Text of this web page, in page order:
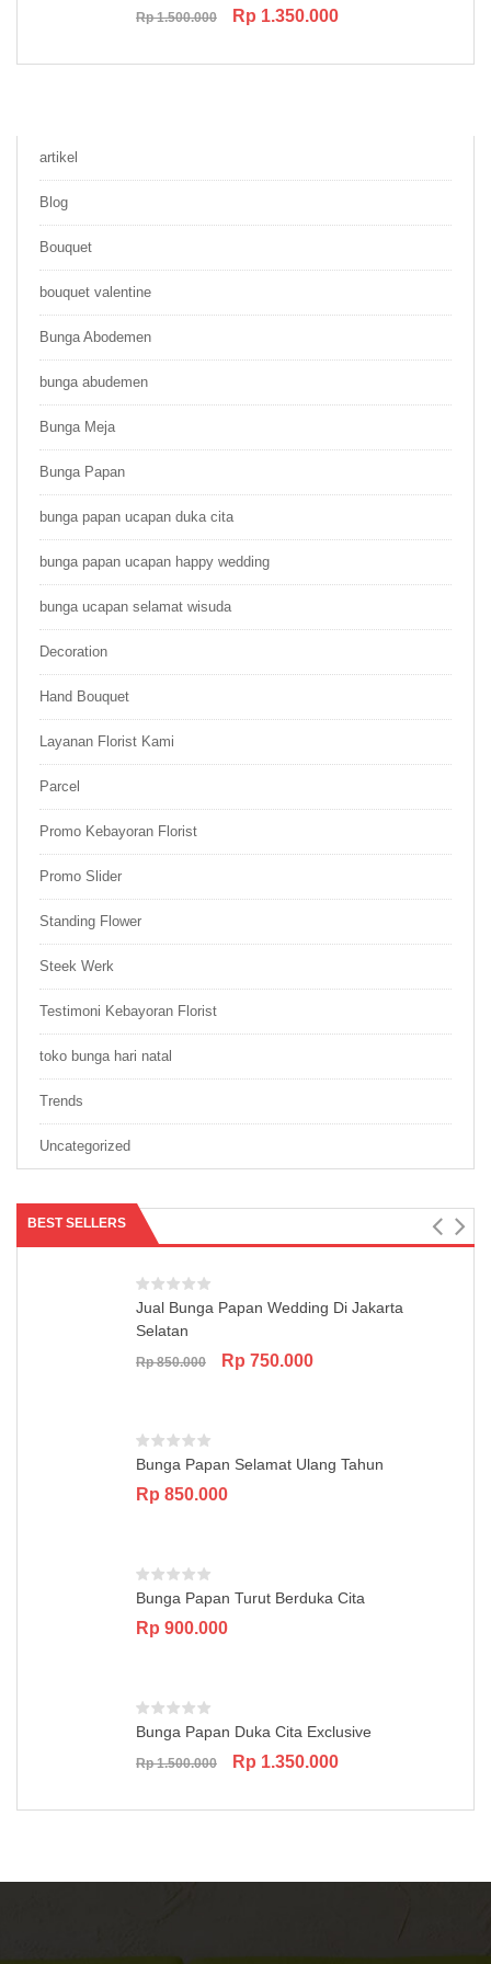
Rp1.500.000
Original
Rp 1.350.000Current
artikel
Blog
Bouquet
bouquet valentine
Bunga Abodemen
bunga abudemen
Bunga Meja
Bunga Papan
bunga papan ucapan duka cita
bunga papan ucapan happy wedding
bunga ucapan selamat wisuda
Decoration
Hand Bouquet
Layanan Florist Kami
Parcel
Promo Kebayoran Florist
Promo Slider
Standing Flower
Steek Werk
Testimoni Kebayoran Florist
toko bunga hari natal
Trends
Uncategorized
BEST SELLERS
Jual Bunga Papan Wedding Di Jakarta
Selatan
Rp850.000
Original
Rp 750.000Current
Bunga Papan Selamat Ulang Tahun
Rp 850.000
Bunga Papan Turut Berduka Cita
Rp 900.000
Bunga Papan Duka Cita Exclusive
Rp1.500.000
Original
Rp 1.350.000Current